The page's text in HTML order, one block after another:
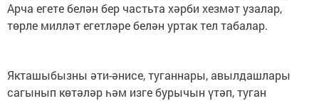
Арча егете белән бер частьта хәрби хезмәт узалар,
төрле милләт егетләре белән уртак тел табалар.
Якташыбызны әти-әнисе, туганнары, авылдашлары
сагынып көтәләр һәм изге бурычын үтәп, туган